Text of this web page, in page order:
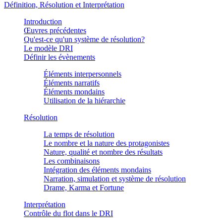
Définition, Résolution et Interprétation
Introduction
Œuvres précédentes
Qu'est-ce qu'un système de résolution?
Le modèle DRI
Définir les évènements
Éléments interpersonnels
Éléments narratifs
Éléments mondains
Utilisation de la hiérarchie
Résolution
La temps de résolution
Le nombre et la nature des protagonistes
Nature, qualité et nombre des résultats
Les combinaisons
Intégration des éléments mondains
Narration, simulation et système de résolution
Drame, Karma et Fortune
Interprétation
Contrôle du flot dans le DRI